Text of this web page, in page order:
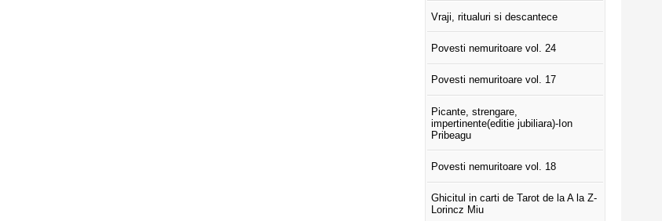
Vraji, ritualuri si descantece
Povesti nemuritoare vol. 24
Povesti nemuritoare vol. 17
Picante, strengare,
impertinente(editie jubiliara)-Ion
Pribeagu
Povesti nemuritoare vol. 18
Ghicitul in carti de Tarot de la A la Z-
Lorincz Miu